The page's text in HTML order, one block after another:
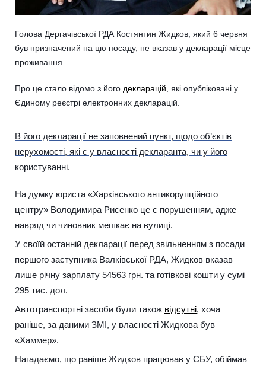
Голова Дергачівської РДА Костянтин Жидков, який 6 червня
був призначений на цю посаду, не вказав у декларації місце
проживання.
Про це стало відомо з його декларацій , які опубліковані у
Єдиному реєстрі електронних декларацій.
В його декларації не заповнений пункт, щодо об’єктів
нерухомості, які є у власності декларанта, чи у його
користуванні.
На думку юриста «Харківського антикорупційного
центру» Володимира Рисенко це є порушенням, адже
навряд чи чиновник мешкає на вулиці.
У своїй останній декларації перед звільненням з посади
першого заступника Валківської РДА, Жидков вказав
лише річну зарплату 54563 грн. та готівкові кошти у сумі
295 тис. дол.
Автотранспортні засоби були також відсутні, хоча
раніше, за даними ЗМІ, у власності Жидкова був
«Хаммер».
Нагадаємо, що раніше Жидков працював у СБУ, обіймав